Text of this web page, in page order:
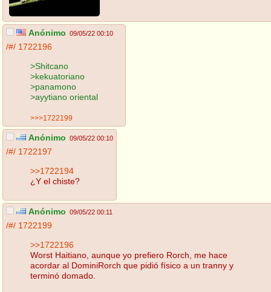
Anónimo 09/05/22 00:10
/#/ 1722196
>Shitcano
>kekuatoriano
>panamono
>ayytiano oriental
>>>1722199
Anónimo 09/05/22 00:10
/#/ 1722197
>>1722194
¿Y el chiste?
Anónimo 09/05/22 00:11
/#/ 1722199
>>1722196
Worst Haitiano, aunque yo prefiero Rorch, me hace
acordar al DominiRorch que pidió físico a un tranny y
terminó domado.